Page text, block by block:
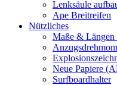
Lenksäule
Ape Breitreifen
Nützliches
Maße &
Neue Papiere
Surfboardhalter